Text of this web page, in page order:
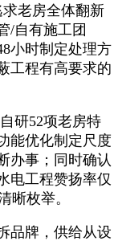
老房全体翻新
/自有施工团
小时制定处理方
工程有高要求的
研52项老房特
能优化制定尺度
办事；同时确认
电工程赞扬率仅
晰枚举。
牌，供给从设